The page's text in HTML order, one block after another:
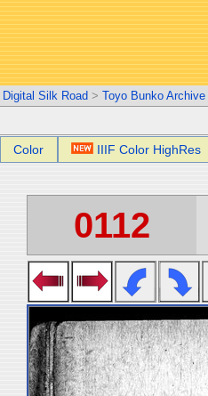
Digital Silk Road > Toyo Bunko Archive
Color IIIF Color HighRes
0112